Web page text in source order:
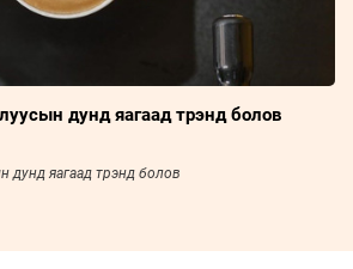
дунд яагаад трэнд болов
дунд яагаад трэнд болов